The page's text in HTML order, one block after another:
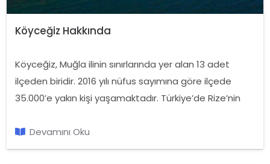
Köyceğiz Hakkında
Köyceğiz, Muğla ilinin sınırlarında yer alan 13 adet
ilçeden biridir. 2016 yılı nüfus sayımına göre ilçede
35.000’e yakın kişi yaşamaktadır. Türkiye’de Rize’nin
Köyceğiz’de kış mevsiminde yağmurun iki veya üç ay
boyunca sürdüğü g
Devamını Oku